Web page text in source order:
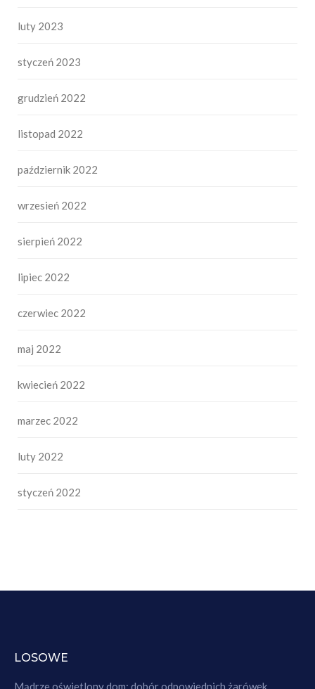
luty 2023
styczeń 2023
grudzień 2022
listopad 2022
październik 2022
wrzesień 2022
sierpień 2022
lipiec 2022
czerwiec 2022
maj 2022
kwiecień 2022
marzec 2022
luty 2022
styczeń 2022
LOSOWE